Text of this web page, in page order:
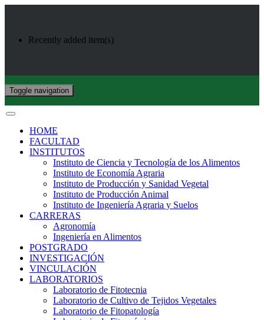
Recently added item(s)
Toggle navigation
HOME
FACULTAD
INSTITUTOS
Instituto de Ciencia y Tecnología de los Alimentos
Instituto de Economía Agraria
Instituto de Producción y Sanidad Vegetal
Instituto de Producción Animal
Instituto de Ingeniería Agraria y Suelos
CARRERAS
Agronomía
Ingeniería en Alimentos
POSTGRADO
INVESTIGACIÓN
VINCULACIÓN
LABORATORIOS
Laboratorio de Fitotecnia
Laboratorio de Cultivo de Tejidos Vegetales
Laboratorio de Fitopatología